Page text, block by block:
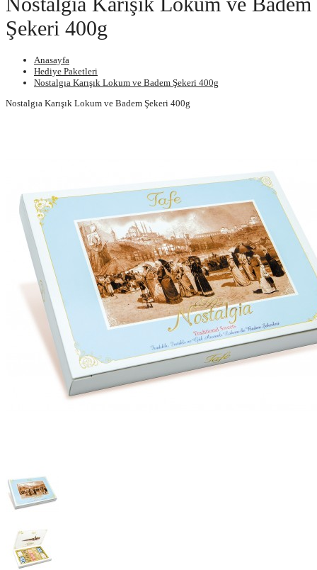
Şekeri 400g
Anasayfa
Hediye Paketleri
Nostalgıa Karışık Lokum ve Badem Şekeri 400g
Nostalgıa Karışık Lokum ve Badem Şekeri 400g